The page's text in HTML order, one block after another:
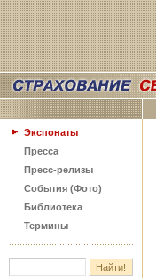
Экспонаты
Пресса
Пресс-релизы
События (Фото)
Библиотека
Термины